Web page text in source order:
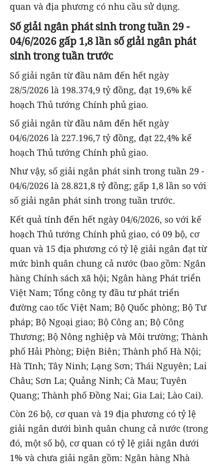
quan và địa phương có nhu cầu sử dụng.
Số giải ngân phát sinh trong tuần 29 -
04/6/2026 gấp 1,8 lần số giải ngân phát
sinh trong tuần trước
Số giải ngân từ đầu năm đến hết ngày
28/5/2026 là 198.374,9 tỷ đồng, đạt 19,6% kế
hoạch Thủ tướng Chính phủ giao.
Số giải ngân từ đầu năm đến hết ngày
04/6/2026 là 227.196,7 tỷ đồng, đạt 22,4% kế
hoạch Thủ tướng Chính phủ giao.
Như vậy, số giải ngân phát sinh trong tuần 29 -
04/6/2026 là 28.821,8 tỷ đồng; gấp 1,8 lần so với
số giải ngân phát sinh trong tuần trước.
Kết quả tính đến hết ngày 04/6/2026, so với kế
hoạch Thủ tướng Chính phủ giao, có 09 bộ, cơ
quan và 15 địa phương có tỷ lệ giải ngân đạt từ
mức bình quân chung cả nước (bao gồm: Ngân
hàng Chính sách xã hội; Ngân hàng Phát triển
Việt Nam; Tổng công ty đầu tư phát triển
đường cao tốc Việt Nam; Bộ Quốc phòng; Bộ Tư
pháp; Bộ Ngoại giao; Bộ Công an; Bộ Công
Thương; Bộ Nông nghiệp và Môi trường; Thành
phố Hải Phòng; Điện Biên; Thành phố Hà Nội;
Hà Tĩnh; Tây Ninh; Lạng Sơn; Thái Nguyên; Lai
Châu; Sơn La; Quảng Ninh; Cà Mau; Tuyên
Quang; Thành phố Đồng Nai; Gia Lai; Lào Cai).
Còn 26 bộ, cơ quan và 19 địa phương có tỷ lệ
giải ngân dưới bình quân chung cả nước (trong
đó, một số bộ, cơ quan có tỷ lệ giải ngân dưới
1% và chưa giải ngân gồm: Ngân hàng Nhà